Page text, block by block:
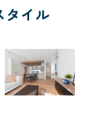
タイル